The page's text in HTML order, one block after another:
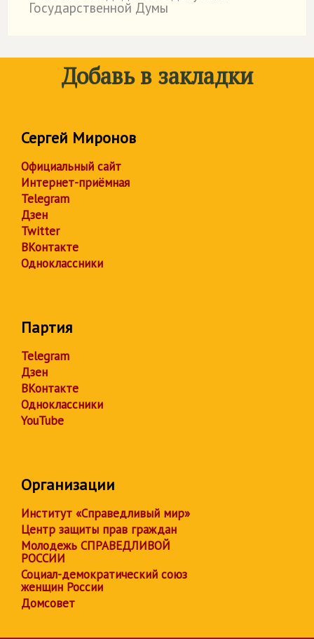
Государственной Думы
Добавь в закладки
Сергей Миронов
Официальный сайт
Интернет-приёмная
Telegram
Дзен
Twitter
ВКонтакте
Одноклассники
Партия
Telegram
Дзен
ВКонтакте
Одноклассники
YouTube
Организации
Институт «Справедливый мир»
Центр защиты прав граждан
Молодежь СПРАВЕДЛИВОЙ
РОССИИ
Социал-демократический союз
женщин России
Домсовет